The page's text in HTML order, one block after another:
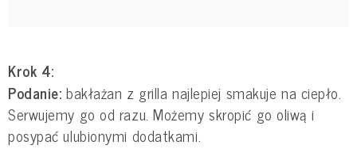
Krok 4:
Podanie: bakłażan z grilla najlepiej smakuje na ciepło.
Serwujemy go od razu. Możemy skropić go oliwą i
posypać ulubionymi dodatkami.